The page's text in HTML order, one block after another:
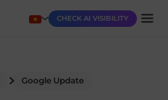
CHECK AI VISIBILITY
Google Update